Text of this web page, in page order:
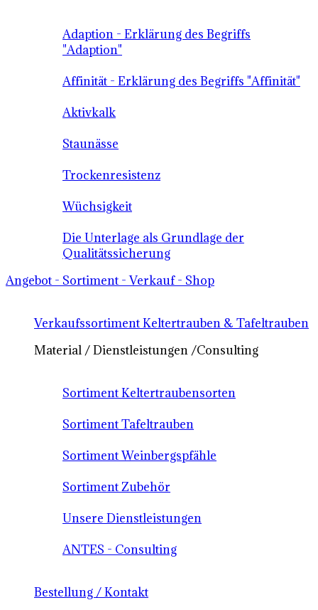
Adaption - Erklärung des Begriffs
"Adaption"
Affinität - Erklärung des Begriffs "Affinität"
Aktivkalk
Staunässe
Trockenresistenz
Wüchsigkeit
Die Unterlage als Grundlage der
Qualitätssicherung
Angebot - Sortiment - Verkauf - Shop
Verkaufssortiment Keltertrauben & Tafeltrauben
Material / Dienstleistungen /Consulting
Sortiment Keltertraubensorten
Sortiment Tafeltrauben
Sortiment Weinbergspfähle
Sortiment Zubehör
Unsere Dienstleistungen
ANTES - Consulting
Bestellung / Kontakt